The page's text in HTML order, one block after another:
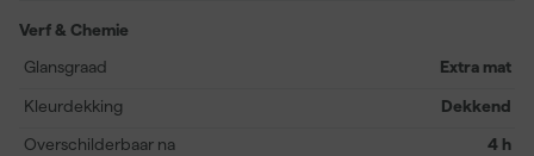
Verf & Chemie
Glansgraad
Extra mat
Kleurdekking Dekkend
Overschilderbaar na 4 h